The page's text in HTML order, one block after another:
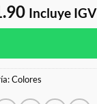
Incluye IGV
Colores